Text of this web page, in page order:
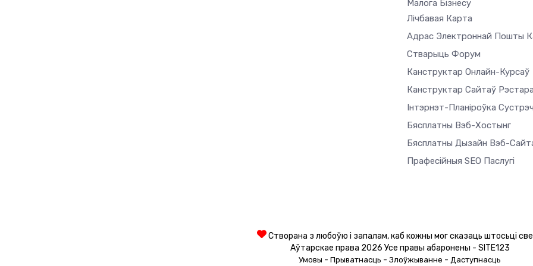
Малога Бізнесу
Лічбавая Карта
Адрас Электроннай Пошты
Стварыць Форум
Канструктар Онлайн-Курсаў
Канструктар Сайтаў
Інтэрнэт-Планіроўка Сустрэч
Бясплатны Вэб-Хостынг
Бясплатны Дызайн Вэб-
Прафесійныя SEO Паслугі
Створана з любоўю і запалам, каб кожны мог сказаць штосьці
Аўтарскае права 2026 Усе правы абаронены - SITE123
Умовы - Прыватнасць - Злоўжыванне - Даступнасць